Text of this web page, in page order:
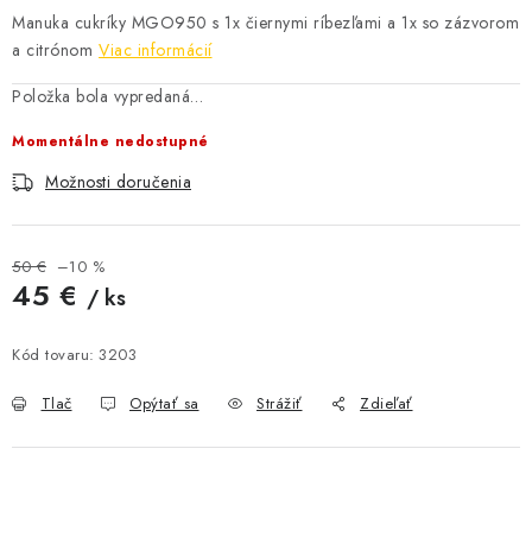
ČOKOLÁDA
Kamenná predajňa Náš príbeh
Kontakty
Doprava a platba
Vrátenie tovaru, výmena a reklamácie
Manuka cukríky MGO950 s 1x čiernymi ríbezľami a 1x so zázvorom
a citrónom Viac informácií
Položka bola vypredaná…
Momentálne nedostupné
Možnosti doručenia
50 € –10 %
45 € / ks
Kód tovaru: 3203
Tlač Opýtať sa Strážiť Zdieľať